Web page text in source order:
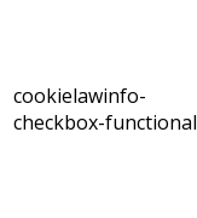
cookielawinfo-
checkbox-functional